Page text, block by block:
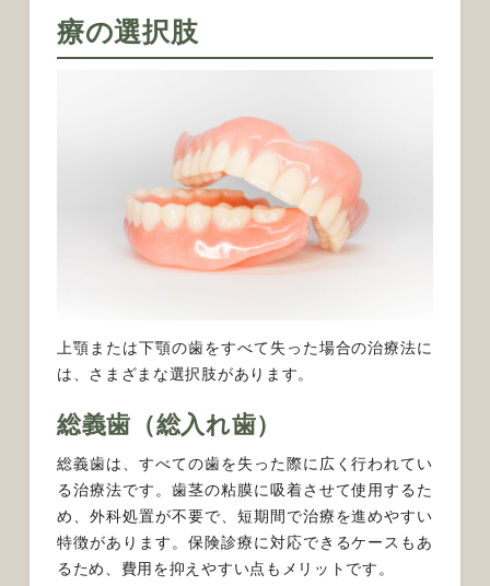
療の選択肢
上顎または下顎の歯をすべて失った場合の治療法に
は、さまざまな選択肢があります。
総義歯（総入れ歯）
総義歯は、すべての歯を失った際に広く行われてい
る治療法です。歯茎の粘膜に吸着させて使用するた
め、外科処置が不要で、短期間で治療を進めやすい
特徴があります。保険診療に対応できるケースもあ
るため、費用を抑えやすい点もメリットです。